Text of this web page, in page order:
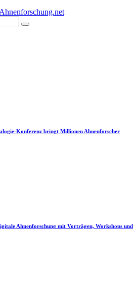
Konferenz bringt Millionen Ahnenforscher
Ahnenforschung mit Vorträgen, Workshops und